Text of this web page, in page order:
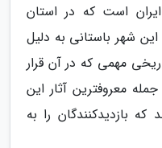
است که در استان
شهر باستانی به دلیل
مهمی که در آن قرار
معروفترین آثار این
بازدیدکنندگان را به